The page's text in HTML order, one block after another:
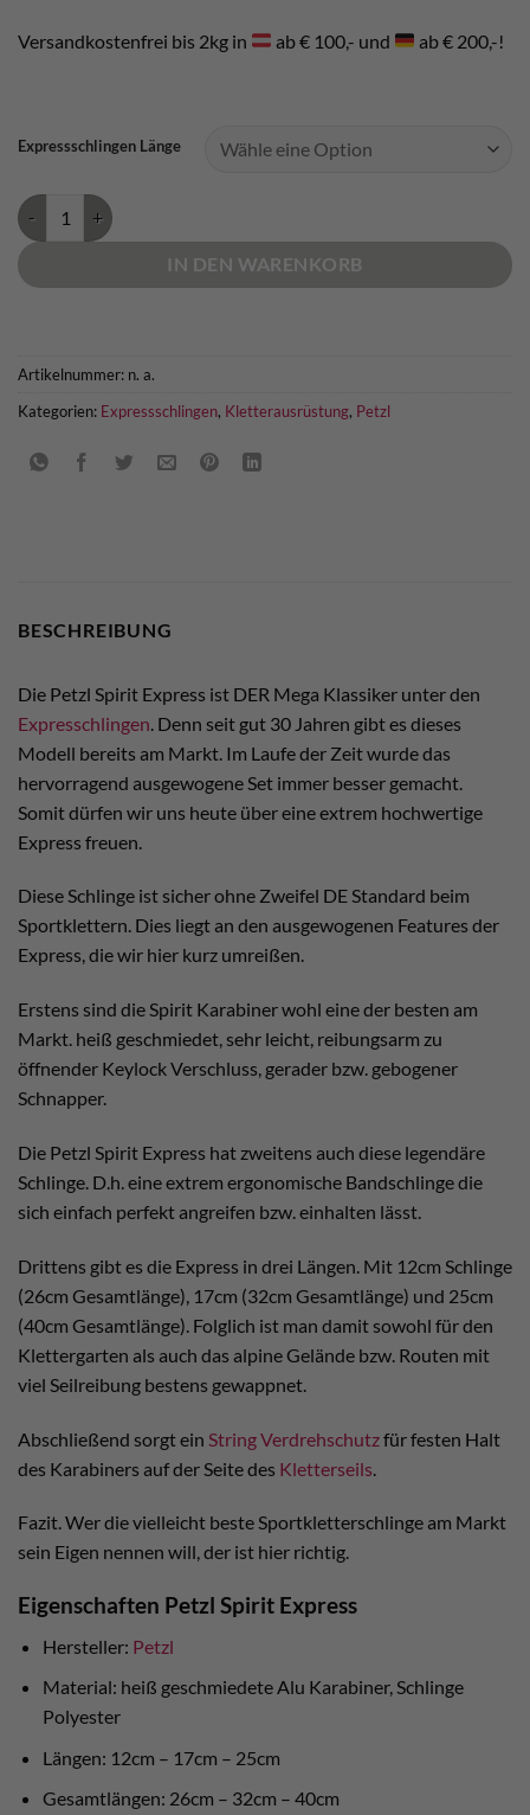
Versandkostenfrei bis 2kg in ab € 100,- und ab € 200,-!
Expressschlingen Länge
Petzl Spirit Express Menge
IN DEN WARENKORB
Artikelnummer: n. a.
Kategorien: Expressschlingen, Kletterausrüstung, Petzl
BESCHREIBUNG
Die Petzl Spirit Express ist DER Mega Klassiker unter den
Expresschlingen . Denn seit gut 30 Jahren gibt es dieses
Modell bereits am Markt. Im Laufe der Zeit wurde das
hervorragend ausgewogene Set immer besser gemacht.
Somit dürfen wir uns heute über eine extrem hochwertige
Express freuen.
Diese Schlinge ist sicher ohne Zweifel DE Standard beim
Sportklettern. Dies liegt an den ausgewogenen Features der
Express, die wir hier kurz umreißen.
Erstens sind die Spirit Karabiner wohl eine der besten am
Markt. heiß geschmiedet, sehr leicht, reibungsarm zu
öffnender Keylock Verschluss, gerader bzw. gebogener
Schnapper.
Die Petzl Spirit Express hat zweitens auch diese legendäre
Schlinge. D.h. eine extrem ergonomische Bandschlinge die
sich einfach perfekt angreifen bzw. einhalten lässt.
Drittens gibt es die Express in drei Längen. Mit 12cm Schlinge
(26cm Gesamtlänge), 17cm (32cm Gesamtlänge) und 25cm
(40cm Gesamtlänge). Folglich ist man damit sowohl für den
Klettergarten als auch das alpine Gelände bzw. Routen mit
viel Seilreibung bestens gewappnet.
Abschließend sorgt ein String Verdrehschutzfür festen Halt
des Karabiners auf der Seite des Kletterseils
Fazit. Wer die vielleicht beste Sportkletterschlinge am Markt
sein Eigen nennen will, der ist hier richtig.
Eigenschaften Petzl Spirit Express
Hersteller: Petzl
Material: heiß geschmiedete Alu Karabiner, Schlinge
Polyester
Längen: 12cm – 17cm – 25cm
Gesamtlängen: 26cm – 32cm – 40cm